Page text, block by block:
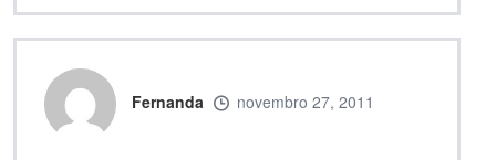
Fernanda novembro 27, 2011